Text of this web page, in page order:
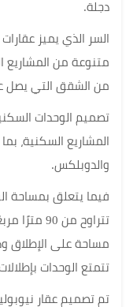
دجلة.
السر الذي يميز
متنوعة من المشاريع
من الشقق التي يصل
تصميم الوحدات
المشاريع السكنية،
والدوبلكس.
فيما يتعلق بمساحة
مساحة على الإطلاق
تتمتع الوحدات
تم تصميم عقار